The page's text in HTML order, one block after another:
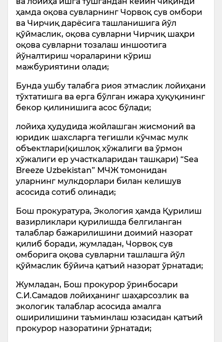
ҳамда оқова сувларнинг Чорвоқ сув омбори
ва Чирчиқ дарёсига ташланишига йўл
қўймаслик, оқова сувларни Чирчиқ шаҳри
оқова сувларни тозалаш иншоотига
йўналтириш чораларини кўриш
мажбуриятини олади;
Бунда ушбу талабга риоя этмаслик лойиҳани
тўхтатишга ва ерга бўлган ижара ҳуқуқининг
бекор қилинишига асос бўлади;
лойиҳа ҳудудида жойлашган жисмоний ва
юридик шахсларга тегишли кўчмас мулк
объектлари(қишлоқ хўжалиги ва ўрмон
хўжалиги ер участкаларидан ташқари) “Sеа
Breeze Uzbekistan” МЧЖ томонидан
уларнинг мулкдорлари билан келишув
асосида сотиб олинади;
Бош прокуратура, Экология ҳамда Қурилиш
вазирликлари қурилишда белгиланган
талаблар бажарилишини доимий назорат
қилиб боради, жумладан, Чорвоқ сув
омборига оқова сувларни ташлашга йўл
қўймаслик бўйича қатъий назорат ўрнатади;
Жумладан, Бош прокурор ўринбосари
С.И.Самадов лойиҳанинг шаҳарсозлик ва
экологик талаблар асосида амалга
оширилишини таъминлаш юзасидан қатъий
прокурор назоратини ўрнатади;